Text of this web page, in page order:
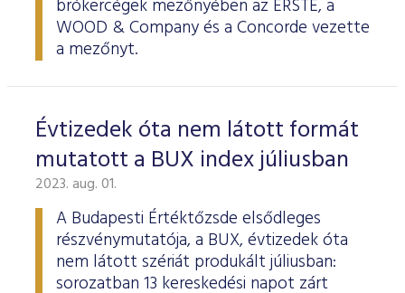
brókercégek mezőnyében az ERSTE, a
WOOD & Company és a Concorde vezette
a mezőnyt.
Évtizedek óta nem látott formát
mutatott a BUX index júliusban
2023. aug. 01.
A Budapesti Értéktőzsde elsődleges
részvénymutatója, a BUX, évtizedek óta
nem látott szériát produkált júliusban:
sorozatban 13 kereskedési napot zárt